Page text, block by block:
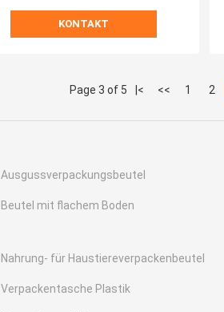
KONTAKT
Page 3 of 5 |< << 1 2
Ausgussverpackungsbeutel
Beutel mit flachem Boden
Nahrung- für Haustiereverpackenbeutel
Verpackentasche Plastik